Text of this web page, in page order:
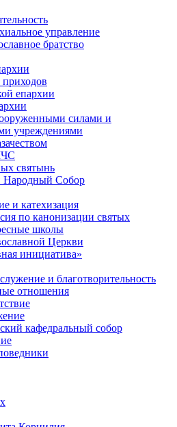
управление
братство
епархии
силами и
учреждениями
святынь
Народный Собор
и катехизация
по канонизации святых
школы
Церкви
инициатива»
и благотворительность
отношения
кафедральный собор